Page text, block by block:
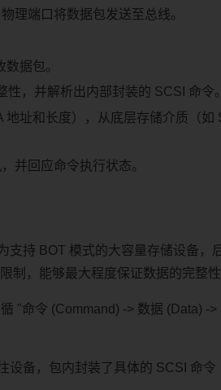
理端口将数据包发送至总线。
据包。
，并解析出内部封装的 SCSI 命令。
址和长度），从底层存储介质（如
并回应命令执行状态。
支持 BOT 模式的大容量存储设备，
制，能够最大程度保证数据的完整性
"命令 (Command) -> 数据 (Data) ->
设备，包内封装了具体的 SCSI 命令